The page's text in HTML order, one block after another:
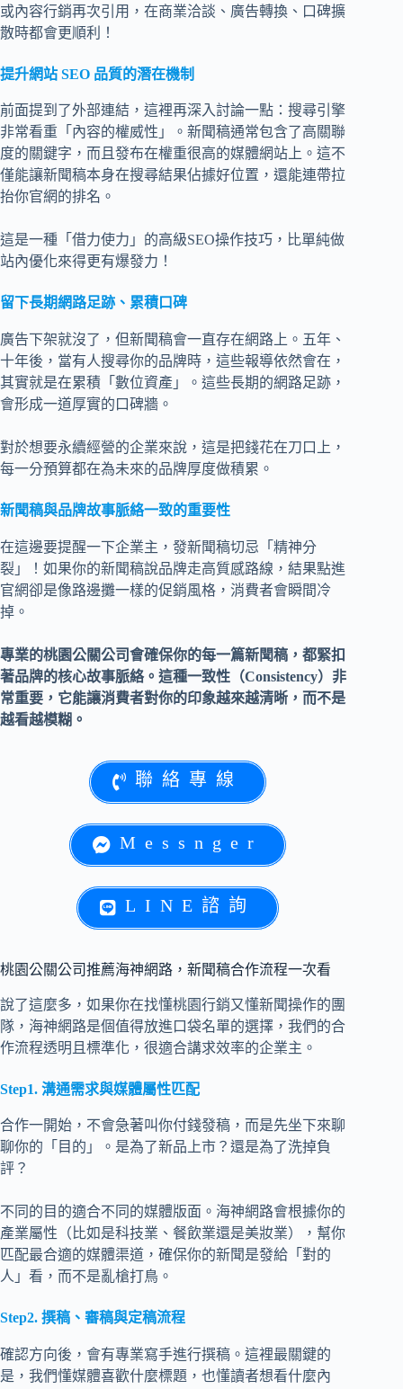
或內容行銷再次引用，在商業洽談、廣告轉換、口碑擴
散時都會更順利！
提升網站 SEO 品質的潛在機制
前面提到了外部連結，這裡再深入討論一點：搜尋引擎
非常看重「內容的權威性」。新聞稿通常包含了高關聯
度的關鍵字，而且發布在權重很高的媒體網站上。這不
僅能讓新聞稿本身在搜尋結果佔據好位置，還能連帶拉
抬你官網的排名。
這是一種「借力使力」的高級SEO操作技巧，比單純做
站內優化來得更有爆發力！
留下長期網路足跡、累積口碑
廣告下架就沒了，但新聞稿會一直存在網路上。五年、
十年後，當有人搜尋你的品牌時，這些報導依然會在，
其實就是在累積「數位資產」。這些長期的網路足跡，
會形成一道厚實的口碑牆。
對於想要永續經營的企業來說，這是把錢花在刀口上，
每一分預算都在為未來的品牌厚度做積累。
新聞稿與品牌故事脈絡一致的重要性
在這邊要提醒一下企業主，發新聞稿切忌「精神分
裂」！如果你的新聞稿說品牌走高質感路線，結果點進
官網卻是像路邊攤一樣的促銷風格，消費者會瞬間冷
掉。
專業的桃園公關公司會確保你的每一篇新聞稿，都緊扣
著品牌的核心故事脈絡。這種一致性（Consistency）非
常重要，它能讓消費者對你的印象越來越清晰，而不是
越看越模糊。
聯絡專線
Messnger
LINE諮詢
桃園公關公司推薦海神網路，新聞稿合作流程一次看
說了這麼多，如果你在找懂桃園行銷又懂新聞操作的團
隊，海神網路是個值得放進口袋名單的選擇，我們的合
作流程透明且標準化，很適合講求效率的企業主。
Step1. 溝通需求與媒體屬性匹配
合作一開始，不會急著叫你付錢發稿，而是先坐下來聊
聊你的「目的」。是為了新品上市？還是為了洗掉負
評？
不同的目的適合不同的媒體版面。海神網路會根據你的
產業屬性（比如是科技業、餐飲業還是美妝業），幫你
匹配最合適的媒體渠道，確保你的新聞是發給「對的
人」看，而不是亂槍打鳥。
Step2. 撰稿、審稿與定稿流程
確認方向後，會有專業寫手進行撰稿。這裡最關鍵的
是，我們懂媒體喜歡什麼標題，也懂讀者想看什麼內